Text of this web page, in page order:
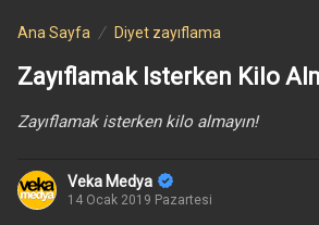
Ana Sayfa Diyet zayıflama
Zayıflamak Isterken Kilo
Zayıflamak isterken kilo almayın!
Veka Medya
14 Ocak 2019 Pazartesi